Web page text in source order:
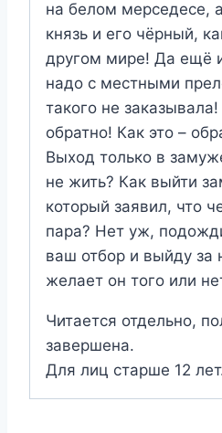
на белом мерседесе,
князь и его чёрный,
другом мире! Да ещё
надо с местными
такого не
обратно! Как это –
Выход только в
не жить? Как выйти
который заявил, что
пара? Нет уж,
ваш отбор и выйду за
желает он того или
Читается отдельно,
завершена.
Для лиц старше 12